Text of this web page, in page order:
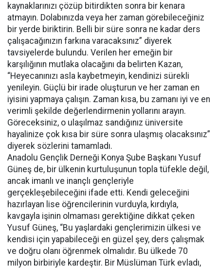
kaynaklarınızı çözüp bitirdikten sonra bir kenara
atmayın. Dolabınızda veya her zaman görebileceğiniz
bir yerde biriktirin. Belli bir süre sonra ne kadar ders
çalışacağınızın farkına varacaksınız” diyerek
tavsiyelerde bulundu. Verilen her emeğin bir
karşılığının mutlaka olacağını da belirten Kazan,
“Heyecanınızı asla kaybetmeyin, kendinizi sürekli
yenileyin. Güçlü bir irade oluşturun ve her zaman en
iyisini yapmaya çalışın. Zaman kısa, bu zamanı iyi ve en
verimli şekilde değerlendirmenin yollarını arayın.
Göreceksiniz, o ulaşılmaz sandığınız üniversite
hayalinize çok kısa bir süre sonra ulaşmış olacaksınız”
diyerek sözlerini tamamladı.
Anadolu Gençlik Derneği Konya Şube Başkanı Yusuf
Güneş de, bir ülkenin kurtuluşunun topla tüfekle değil,
ancak imanlı ve inançlı gençleriyle
gerçekleşebileceğini ifade etti. Kendi geleceğini
hazırlayan lise öğrencilerinin vurduyla, kırdıyla,
kavgayla işinin olmaması gerektiğine dikkat çeken
Yusuf Güneş, “Bu yaşlardaki gençlerimizin ülkesi ve
kendisi için yapabileceği en güzel şey, ders çalışmak
ve doğru olanı öğrenmek olmalıdır. Bu ülkede 70
milyon birbiriyle kardeştir. Bir Müslüman Türk evladı,